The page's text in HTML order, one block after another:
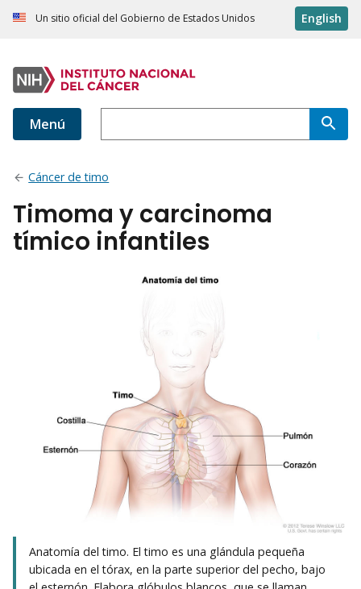
Un sitio oficial del Gobierno de Estados Unidos English
Menú
Cáncer de timo
Timoma y carcinoma
tímico infantiles
Anatomía del timo. El timo es una glándula pequeña
ubicada en el tórax, en la parte superior del pecho, bajo